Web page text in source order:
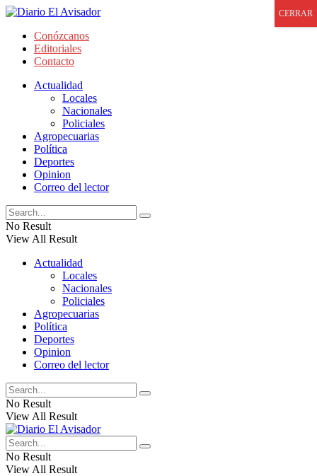
Conózcanos
Editoriales
Contacto
Actualidad
Locales
Nacionales
Policiales
Agropecuarias
Política
Deportes
Opinion
Correo del lector
No Result
View All Result
Actualidad
Locales
Nacionales
Policiales
Agropecuarias
Política
Deportes
Opinion
Correo del lector
No Result
View All Result
No Result
View All Result
CERRAR